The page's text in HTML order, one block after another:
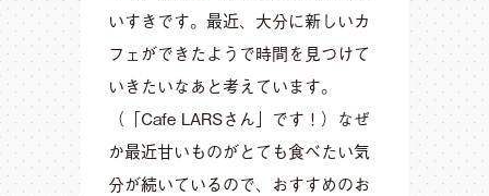
いすきです。最近、大分に新しいカ
フェができたようで時間を見つけて
いきたいなあと考えています。
（「Cafe LARSさん」です！）なぜ
か最近甘いものがとても食べたい気
分が続いているので、おすすめのお